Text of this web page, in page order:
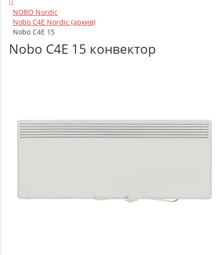
NOBO Nordic
Nobo C4E Nordic (архив)
Nobo C4E 15
Nobo C4E 15 конвектор